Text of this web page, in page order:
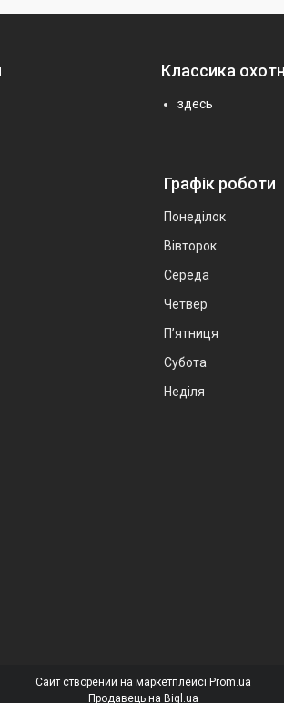
Классика
здесь
Графік роботи
Понеділок
Вівторок
Середа
Четвер
Пʼятниця
Субота
Неділя
Сайт створений на маркетплейсі Prom.ua
Продавець на Bigl.ua